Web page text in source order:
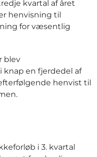
kvartal af året
henvisning til
for væsentlig
blev
en fjerdedel af
henvist til
i 3. kvartal